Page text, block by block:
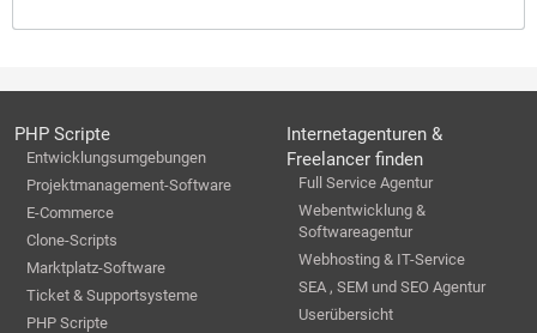
PHP Scripte
Entwicklungsumgebungen
Projektmanagement-Software
E-Commerce
Clone-Scripts
Marktplatz-Software
Ticket & Supportsysteme
PHP Scripte
Internetagenturen &
Freelancer finden
Full Service Agentur
Webentwicklung &
Softwareagentur
Webhosting & IT-Service
SEA , SEM und SEO Agentur
Userübersicht